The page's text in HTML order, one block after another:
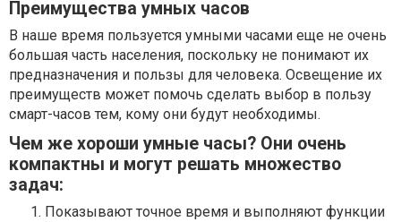
Преимущества умных часов
В наше время пользуется умными часами еще не очень
большая часть населения, поскольку не понимают их
предназначения и пользы для человека. Освещение их
преимуществ может помочь сделать выбор в пользу
смарт-часов тем, кому они будут необходимы.
Чем же хороши умные часы? Они очень
компактны и могут решать множество
задач:
Показывают точное время и выполняют функции